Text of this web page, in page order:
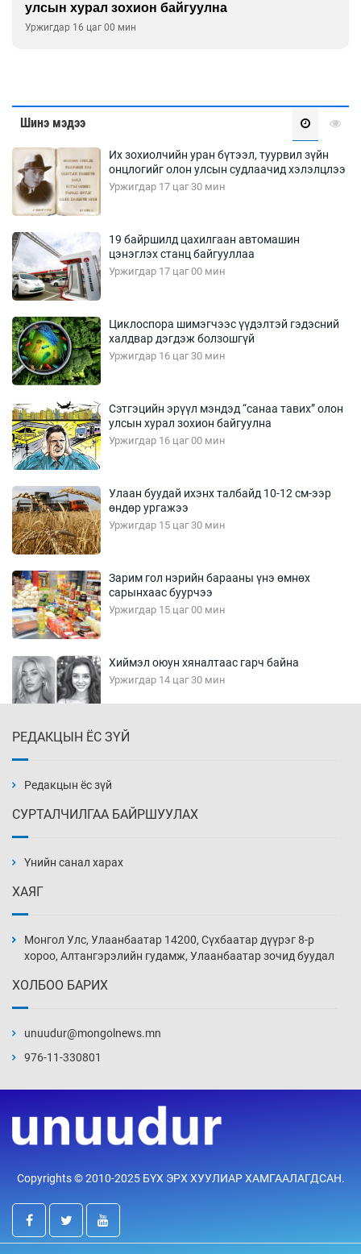
улсын хурал зохион байгуулна
Уржигдар 16 цаг 00 мин
Шинэ мэдээ
Их зохиолчийн уран бүтээл, туурвил зүйн
онцлогийг олон улсын судлаачид хэлэлцлээ
Уржигдар 17 цаг 30 мин
19 байршилд цахилгаан автомашин
цэнэглэх станц байгууллаа
Уржигдар 17 цаг 00 мин
Циклоспора шимэгчээс үүдэлтэй гэдэсний
халдвар дэгдэж болзошгүй
Уржигдар 16 цаг 30 мин
Сэтгэцийн эрүүл мэндэд “санаа тавих” олон
улсын хурал зохион байгуулна
Уржигдар 16 цаг 00 мин
Улаан буудай ихэнх талбайд 10-12 см-ээр
өндөр ургажээ
Уржигдар 15 цаг 30 мин
Зарим гол нэрийн барааны үнэ өмнөх
сарынхаас буурчээ
Уржигдар 15 цаг 00 мин
Хиймэл оюун хяналтаас гарч байна
Уржигдар 14 цаг 30 мин
Уржигдар 14 цаг 00 мин
нэмэгджээ
Уржигдар 13 цаг 30 мин
Уржигдар 13 цаг 00 мин
Уржигдар 12 цаг 30 мин
үйлчилж буй гэв
Уржигдар 12 цаг 00 мин
РЕДАКЦЫН ЁС ЗҮЙ
Редакцын ёс зүй
СУРТАЛЧИЛГАА БАЙРШУУЛАХ
Үнийн санал харах
ХАЯГ
Монгол Улс, Улаанбаатар 14200, Сүхбаатар дүүрэг 8-р
хороо, Алтангэрэлийн гудамж, Улаанбаатар зочид буудал
ХОЛБОО БАРИХ
unuudur@mongolnews.mn
976-11-330801
Copyrights © 2010-2025 БҮХ ЭРХ ХУУЛИАР ХАМГААЛАГДСАН.